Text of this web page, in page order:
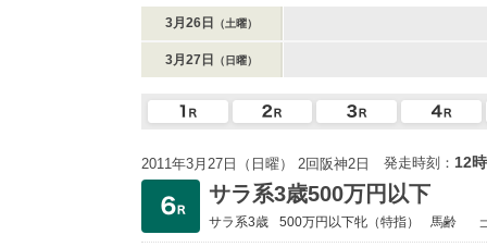
3月26日 （土曜）
3月27日 （日曜）
2011年3月27日（日曜） 2回阪神2日 発走時刻： 12
サラ系3歳500万円以下
サラ系3歳 500万円以下牝（特指） 馬齢